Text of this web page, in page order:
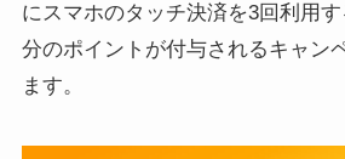
にスマホのタッチ決済を3回利用
分のポイントが付与されるキャン
ます。